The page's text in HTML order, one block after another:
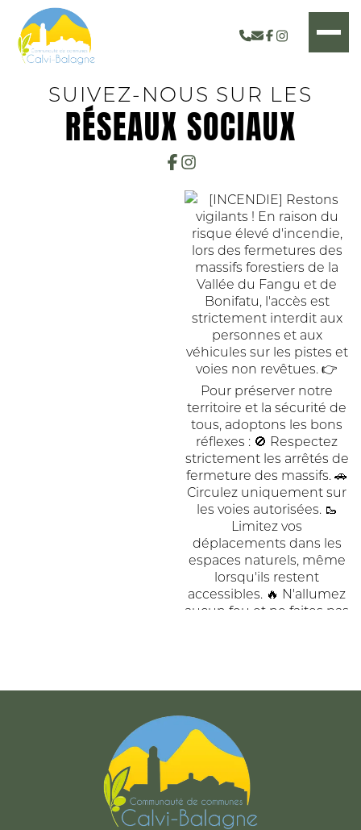
COMMUNAUTÉDE
MISSIONS&
ACTIONS
SUIVEZ-NOUS SUR LES
RÉSEAUX SOCIAUX